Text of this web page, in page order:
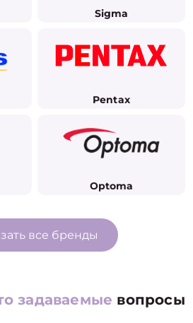
Sigma
Pentax
Optoma
все бренды
задаваемые вопросы